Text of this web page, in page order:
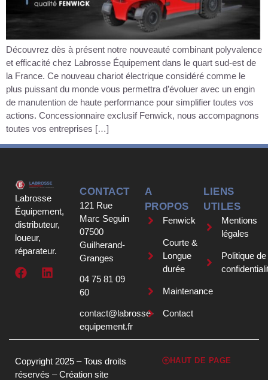
Découvrez dès à présent notre nouveauté combinant polyvalence
et efficacité chez Labrosse Équipement dans le quart sud-est de
la France. Ce nouveau chariot électrique considéré comme le
plus puissant du monde vous permettra d’évoluer avec un engin
de manutention de haute performance pour simplifier toutes vos
actions. Concessionnaire exclusif Fenwick, nous accompagnons
toutes vos entreprises […]
Labrosse
Équipement,
distributeur,
loueur,
réparateur.
CONTACT
121 Rue
Marc Seguin
07500
Guilherand-
Granges
04 75 81 09
60
contact@labrosse-
equipement.fr
A
PROPOS
Fenwick
Courte &
Longue
durée
Maintenance
Contact
LIENS
UTILES
Mentions
légales
Politique de
Copyright 2025 – Tous droits
réservés –Création site
HAUT DE PAGE